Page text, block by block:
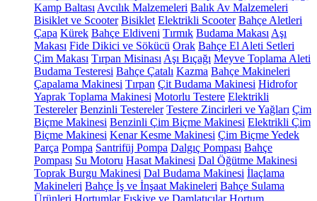
Kamp Baltası Avcılık Malzemeleri Balık Av Malzemeleri
Bisiklet ve Scooter Bisiklet Elektrikli Scooter Bahçe Aletleri
Çapa Kürek Bahçe Eldiveni Tırmık Budama Makası Aşı
Makası Fide Dikici ve Sökücü Orak Bahçe El Aleti Setleri
Çim Makası Tırpan Misinası Aşı Bıçağı Meyve Toplama Aleti
Budama Testeresi Bahçe Çatalı Kazma Bahçe Makineleri
Çapalama Makinesi Tırpan Çit Budama Makinesi Hidrofor
Yaprak Toplama Makinesi Motorlu Testere Elektrikli
Testereler Benzinli Testereler Testere Zincirleri ve Yağları Çim
Biçme Makinesi Benzinli Çim Biçme Makinesi Elektrikli Çim
Biçme Makinesi Kenar Kesme Makinesi Çim Biçme Yedek
Parça Pompa Santrifüj Pompa Dalgıç Pompası Bahçe
Pompası Su Motoru Hasat Makinesi Dal Öğütme Makinesi
Toprak Burgu Makinesi Dal Budama Makinesi İlaçlama
Makineleri Bahçe İş ve İnşaat Makineleri Bahçe Sulama
Ürünleri Hortumlar Fıskiye ve Damlatıcılar Hortum